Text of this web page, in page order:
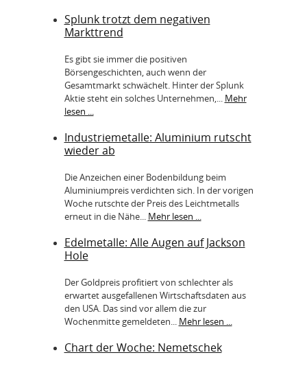
Splunk trotzt dem negativen
Markttrend
Es gibt sie immer die positiven
Börsengeschichten, auch wenn der
Gesamtmarkt schwächelt. Hinter der Splunk
Aktie steht ein solches Unternehmen,... Mehr
lesen ...
Industriemetalle: Aluminium rutscht
wieder ab
Die Anzeichen einer Bodenbildung beim
Aluminiumpreis verdichten sich. In der vorigen
Woche rutschte der Preis des Leichtmetalls
erneut in die Nähe... Mehr lesen ...
Edelmetalle: Alle Augen auf Jackson
Hole
Der Goldpreis profitiert von schlechter als
erwartet ausgefallenen Wirtschaftsdaten aus
den USA. Das sind vor allem die zur
Wochenmitte gemeldeten... Mehr lesen ...
Chart der Woche: Nemetschek